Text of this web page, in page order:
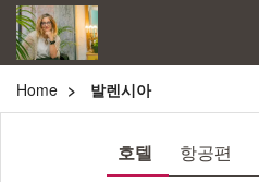
Home 발렌시아
호텔 항공편